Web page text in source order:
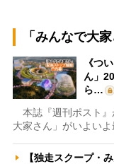
「みんなで大
《つ
ん」
ら…
本誌『週刊ポスト』
大家さん」がいよい
【独走スクープ・